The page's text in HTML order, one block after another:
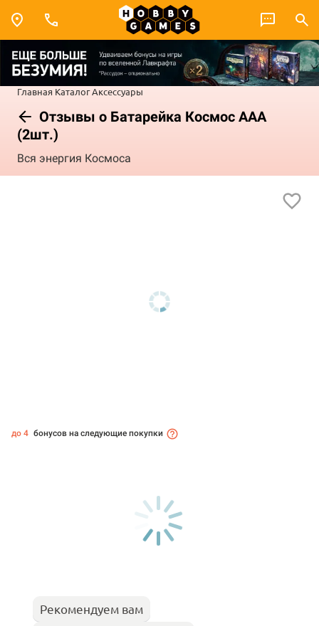
Главная КаталогАксессуары
Отзывы о Батарейка Космос ААА
(2шт.)
Вся энергия Космоса
до 4 бонусов на следующие покупки
Рекомендуем вам